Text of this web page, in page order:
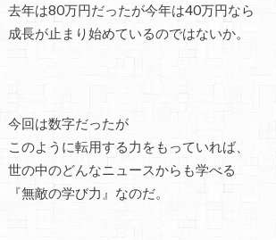
去年は80万円だったが今年は40万円なら
成長が止まり始めているのではないか。
今回は数字だったが
このように転用する力をもっていれば、
世の中のどんなニュースからも学べる
『無敵の学び力』なのだ。